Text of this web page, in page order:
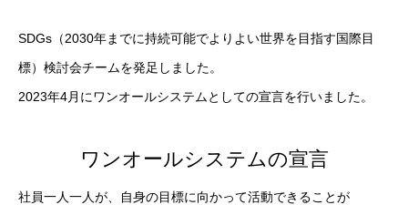
SDGs（2030年までに持続可能でよりよい世界を目指す国際目
標）検討会チームを発足しました。
2023年4月にワンオールシステムとしての宣言を行いました。
ワンオールシステムの宣言
社員一人一人が、自身の目標に向かって活動できることが